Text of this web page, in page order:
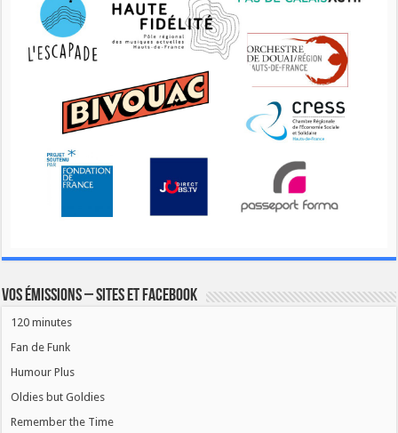
Vos émissions – Sites et Facebook
120 minutes
Fan de Funk
Humour Plus
Oldies but Goldies
Remember the Time